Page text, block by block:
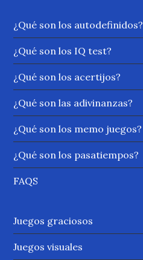
¿Qué son los autodefinidos?
¿Qué son los IQ test?
¿Qué son los acertijos?
¿Qué son las adivinanzas?
¿Qué son los memo juegos?
¿Qué son los pasatiempos?
FAQS
Juegos graciosos
Juegos visuales